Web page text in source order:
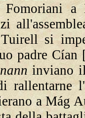
Fomoriani
si
padre Cían
inviano
rallentarne
a Mág